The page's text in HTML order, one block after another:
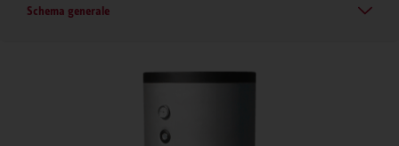
Schema generale